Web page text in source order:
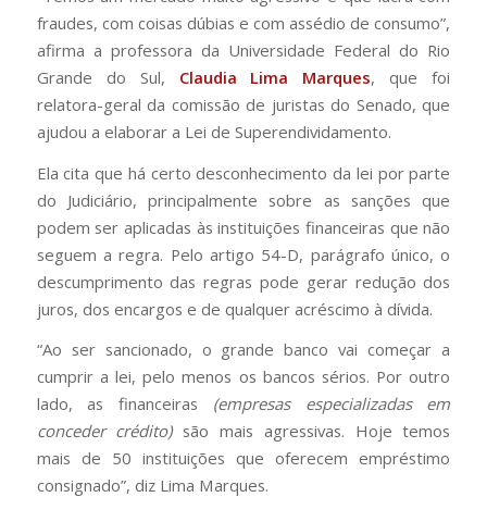
fraudes, com coisas dúbias e com assédio de consumo”,
afirma a professora da Universidade Federal do Rio
Grande do Sul, Claudia Lima Marques, que foi
relatora-geral da comissão de juristas do Senado, que
ajudou a elaborar a Lei de Superendividamento.
Ela cita que há certo desconhecimento da lei por parte
do Judiciário, principalmente sobre as sanções que
podem ser aplicadas às instituições financeiras que não
seguem a regra. Pelo artigo 54-D, parágrafo único, o
descumprimento das regras pode gerar redução dos
juros, dos encargos e de qualquer acréscimo à dívida.
“Ao ser sancionado, o grande banco vai começar a
cumprir a lei, pelo menos os bancos sérios. Por outro
lado, as financeiras (empresas especializadas em
conceder crédito)são mais agressivas. Hoje temos
mais de 50 instituições que oferecem empréstimo
consignado”, diz Lima Marques.